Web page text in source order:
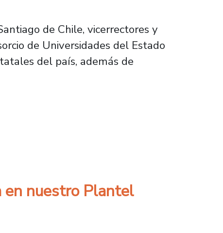
de Chile, vicerrectores y
de Universidades del Estado
del país, además de
reflexionan sobre el futuro del
en nuestro Plantel